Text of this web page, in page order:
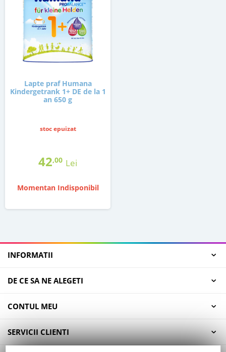
Lapte praf Humana
Kindergetrank 1+ DE de la 1
an 650 g
stoc epuizat
42,00 Lei
Momentan Indisponibil
INFORMATII
DE CE SA NE ALEGETI
CONTUL MEU
SERVICII CLIENTI